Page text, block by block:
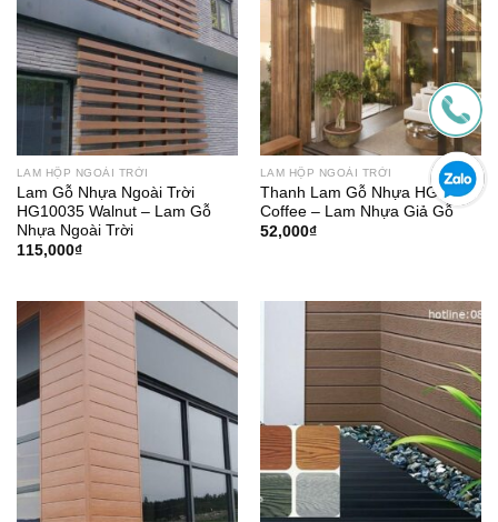
LAM HỘP NGOÀI TRỜI
Lam Gỗ Nhựa Ngoài Trời
HG10035 Walnut – Lam Gỗ
Nhựa Ngoài Trời
115,000₫
LAM HỘP NGOÀI TRỜI
Thanh Lam Gỗ Nhựa HG5540
Coffee – Lam Nhựa Giả Gỗ
52,000₫